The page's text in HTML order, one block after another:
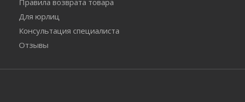
Правила возврата товара
Для юрлиц
Консультация специалиста
Отзывы